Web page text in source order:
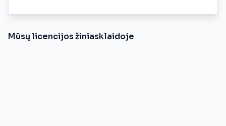
Mūsų licencijos žiniasklaidoje